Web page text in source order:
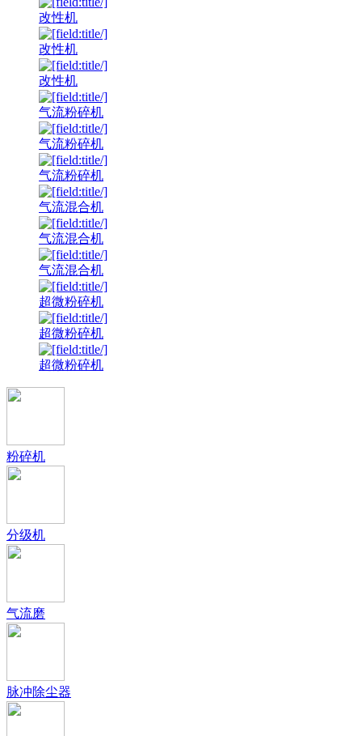
改性机
改性机
改性机
气流粉碎机
气流粉碎机
气流粉碎机
气流混合机
气流混合机
气流混合机
超微粉碎机
超微粉碎机
超微粉碎机
粉碎机
分级机
气流磨
脉冲除尘器